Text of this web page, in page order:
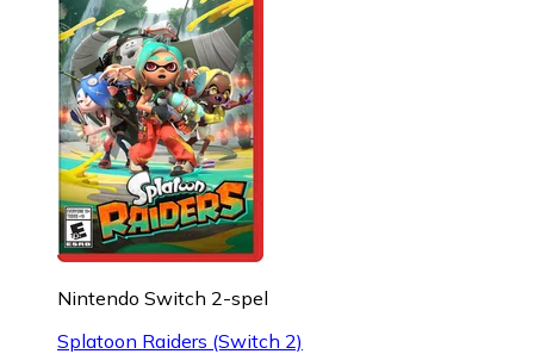
Nintendo Switch 2-spel
Splatoon Raiders (Switch 2)